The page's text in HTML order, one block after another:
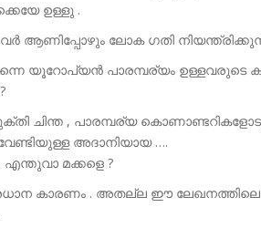
ഉള്ളു .
ആണിപ്പോഴും ലോക ഗതി
യൂറോപ്യൻ പാരമ്പര്യം ഉള്ളവരുടെ
ചിന്ത , പാരമ്പര്യ
അദാനിയായ ….
മക്കളെ ?
കാരണം . അതല്ല ഈ ലേഖനത്തിലെ